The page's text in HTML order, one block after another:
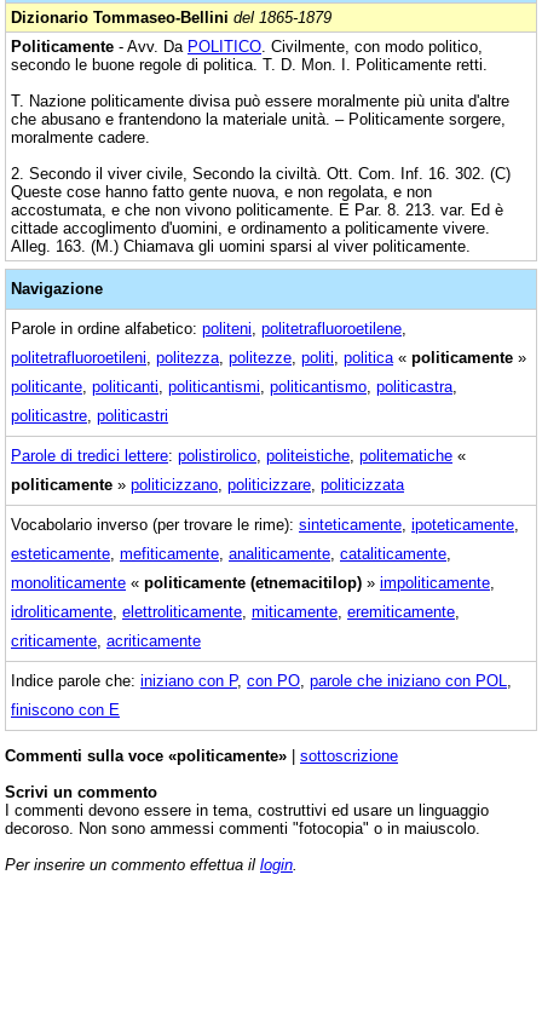
Dizionario Tommaseo-Bellini del 1865-1879
Politicamente - Avv. Da POLITICO . Civilmente, con modo politico,
secondo le buone regole di politica. T. D. Mon. I. Politicamente retti.
T. Nazione politicamente divisa può essere moralmente più unita d'altre
che abusano e frantendono la materiale unità. – Politicamente sorgere,
moralmente cadere.
2. Secondo il viver civile, Secondo la civiltà. Ott. Com. Inf. 16. 302. (C)
Queste cose hanno fatto gente nuova, e non regolata, e non
accostumata, e che non vivono politicamente. E Par. 8. 213. var. Ed è
cittade accoglimento d'uomini, e ordinamento a politicamente vivere.
Alleg. 163. (M.) Chiamava gli uomini sparsi al viver politicamente.
Navigazione
Parole in ordine alfabetico: politeni politetrafluoroetilene
politetrafluoroetileni politezza politezze politi politica « politicamente »
politicante politicanti politicantismi politicantismo politicastra
politicastre politicastri
Parole di tredici lettere: polistirolico politeistiche politematiche «
politicamente » politicizzano politicizzare politicizzata
Vocabolario inverso (per trovare le rime): sinteticamente ipoteticamente
esteticamente mefiticamente analiticamente cataliticamente
monoliticamente « politicamente (etnemacitilop) » impoliticamente
idroliticamente elettroliticamente miticamente eremiticamente
criticamente acriticamente
Indice parole che: iniziano con P, con PO parole che iniziano con POL
finiscono con E
Commenti sulla voce «politicamente» | sottoscrizione
Scrivi un commento
I commenti devono essere in tema, costruttivi ed usare un linguaggio
decoroso. Non sono ammessi commenti "fotocopia" o in maiuscolo.
Per inserire un commento effettua il login